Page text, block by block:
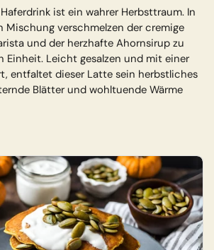
ist ein wahrer Herbsttraum. In
Mischung verschmelzen der cremige
und der herzhafte Ahornsirup zu
Einheit. Leicht gesalzen und mit einer
entfaltet dieser Latte sein herbstliches
Blätter und wohltuende Wärme